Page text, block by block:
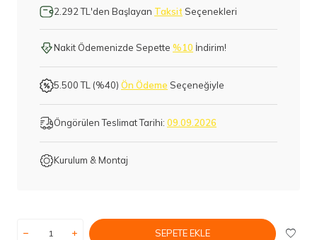
2.292 TL'den Başlayan Taksit Seçenekleri
Nakit Ödemenizde Sepette %10 İndirim!
5.500 TL (%40) Ön Ödeme Seçeneğiyle
Öngörülen Teslimat Tarihi: 09.09.2026
Kurulum & Montaj
SEPETE EKLE